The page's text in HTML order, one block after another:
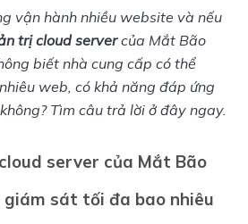
vận hành nhiều website và nếu
trị cloud server của Mắt Bão
biết nhà cung cấp có thể
web, có khả năng đáp ứng
Tìm câu trả lời ở đây ngay.
server của Mắt Bão
giám sát tối đa bao nhiêu